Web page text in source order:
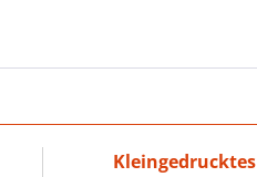
Kleingedrucktes